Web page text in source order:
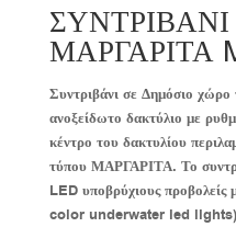
ΜΑΡΓΑΡΙΤΑ
Συντριβάνι σε Δημόσιο χώρο
ανοξείδωτο δακτύλιο με
κέντρο του δακτυλίου
τύπου ΜΑΡΓΑΡΙΤΑ. Το
LEDυποβρύχιους
color underwater led lights